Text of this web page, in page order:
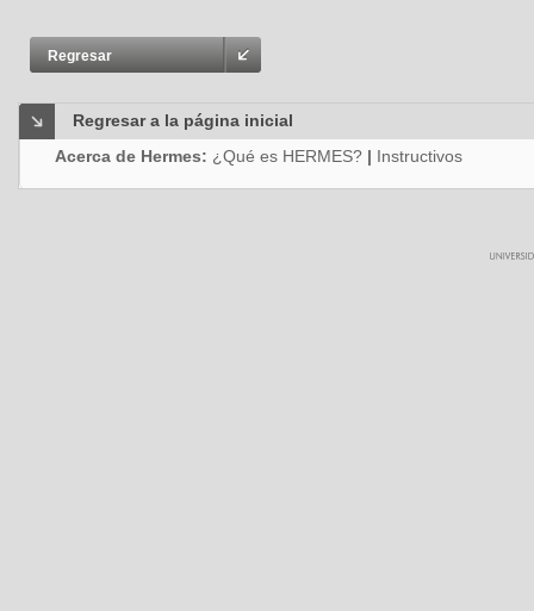
Regresar
Regresar a la página inicial
Acerca de Hermes: ¿Qué es HERMES? | Instructivos